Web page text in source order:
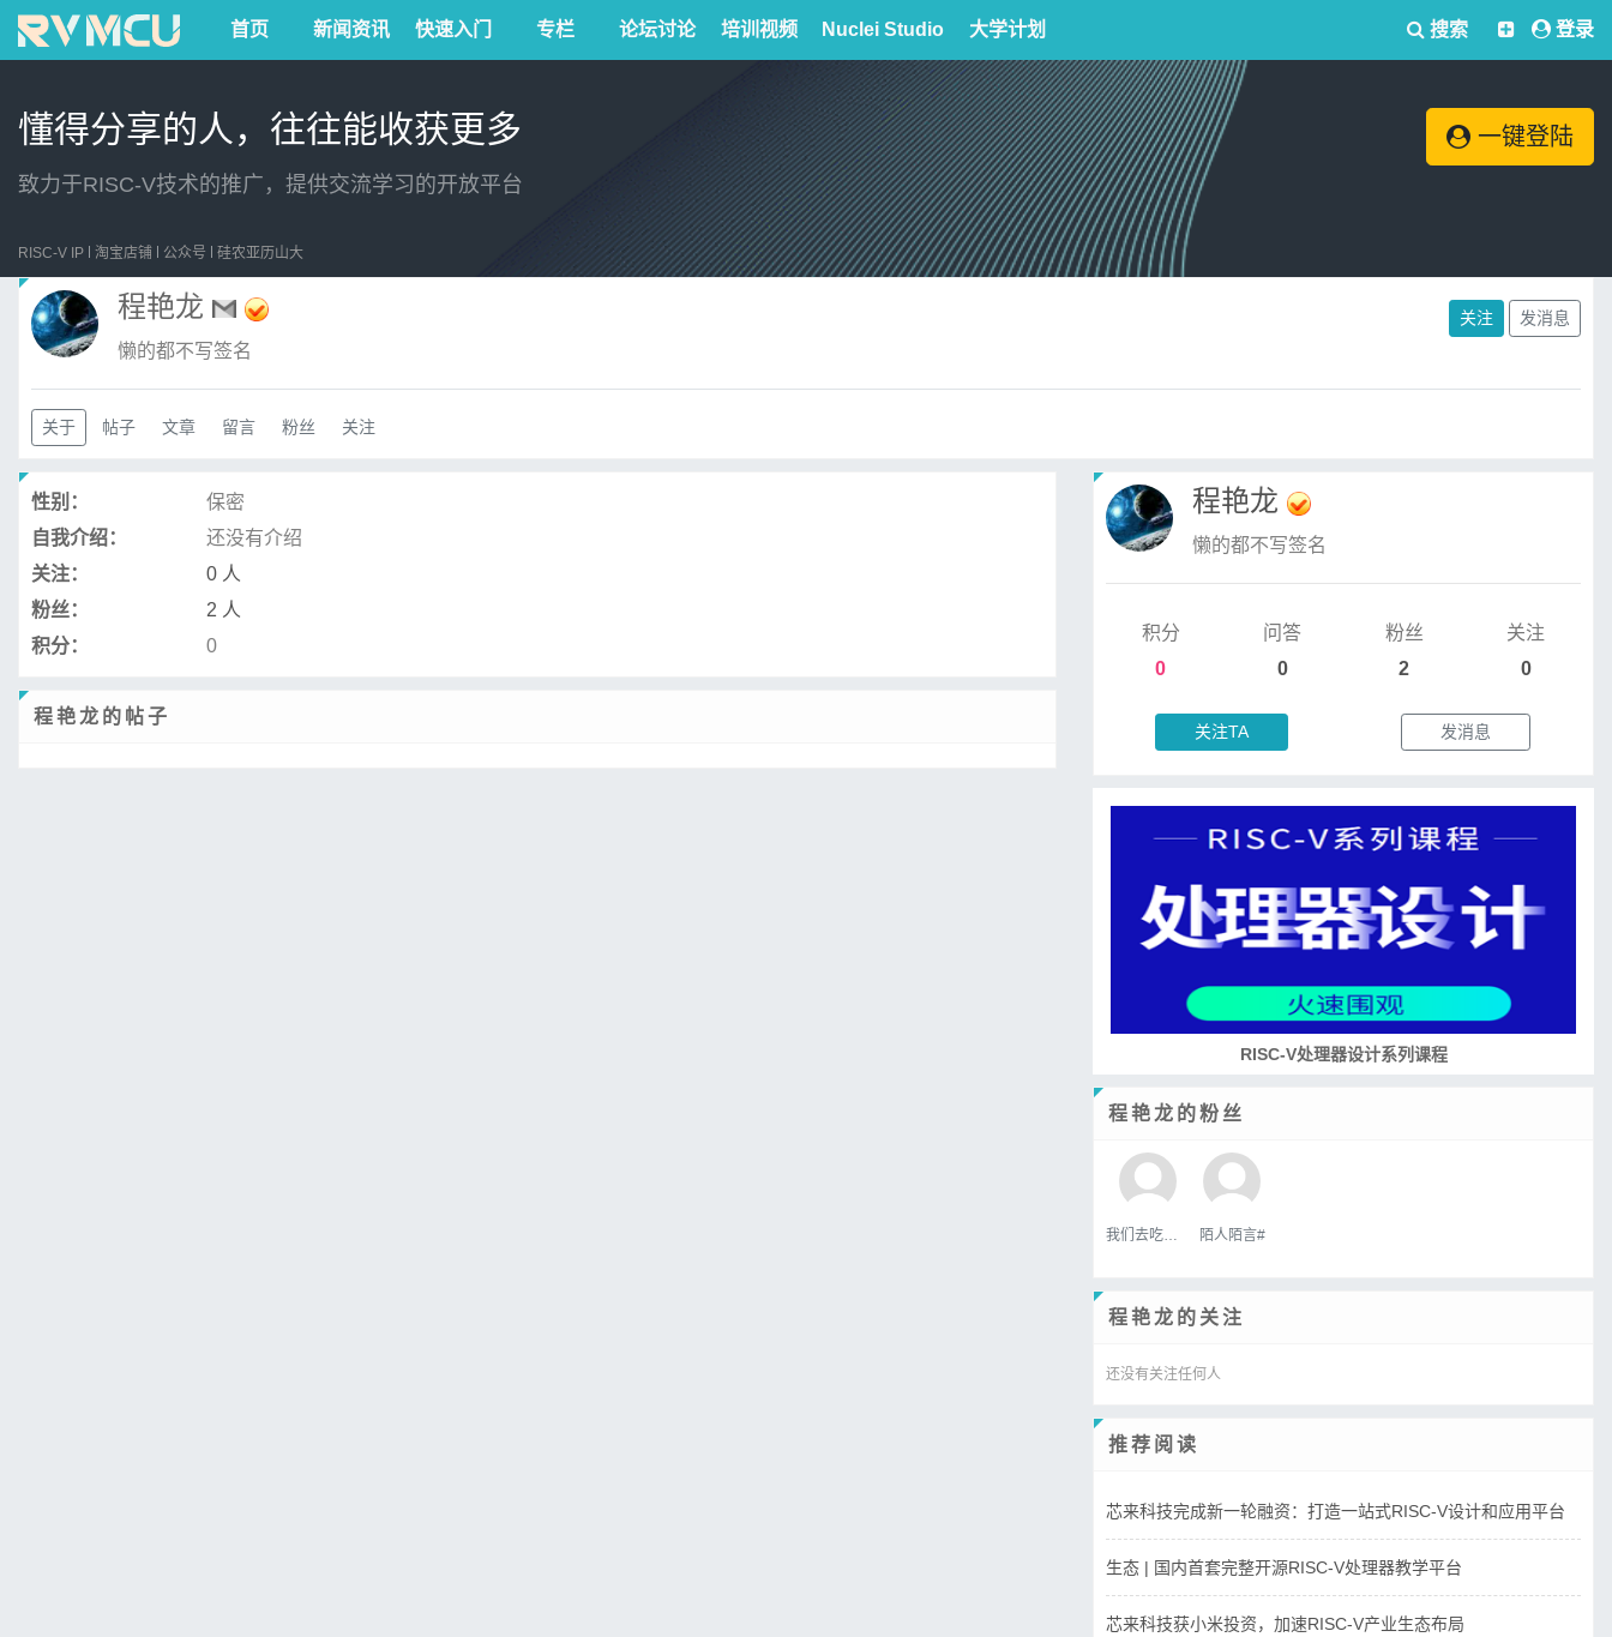
首页 新闻资讯 快速入门 专栏 论坛讨论 培训视频 Nuclei Studio 大学计划 搜索 登录
懂得分享的人，往往能收获更多
致力于RISC-V技术的推广，提供交流学习的开放平台
一键登陆
RISC-V IP 淘宝店铺 公众号 硅农亚历山大
程艳龙
懒的都不写签名
关注 发消息
关于 帖子 文章 留言 粉丝 关注
性别：
保密
自我介绍：
还没有介绍
关注：
0 人
粉丝：
2 人
积分：
0
程艳龙的帖子
程艳龙
懒的都不写签名
积分
0
问答
0
粉丝
2
关注
0
关注TA 发消息
RISC-V处理器设计系列课程
程艳龙的粉丝
陌人陌言#
程艳龙的关注
还没有关注任何人
推荐阅读
芯来科技完成新一轮融资：打造一站式RISC-V设计和应用平台
生态 | 国内首套完整开源RISC-V处理器教学平台
芯来科技获小米投资，加速RISC-V产业生态布局